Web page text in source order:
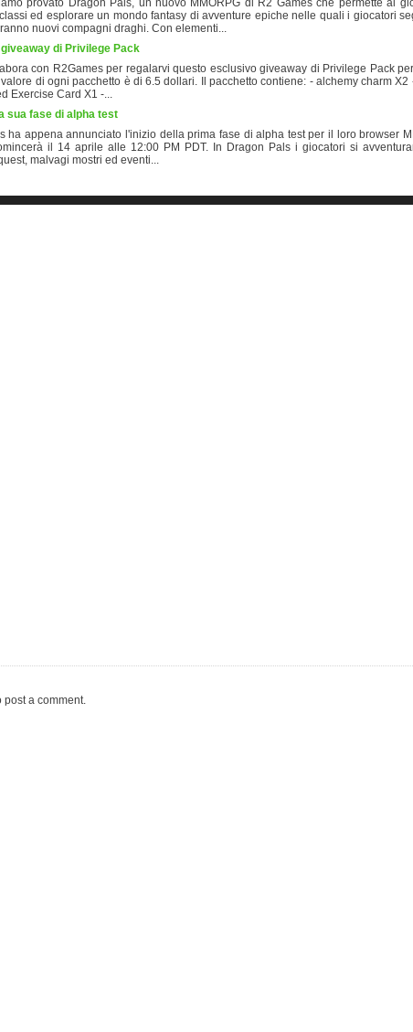
provato Dragon Pals, un nuovo MMORPG di R2 Games che permette ai
ed esplorare un mondo fantasy di avventure epiche nelle quali i giocatori
nuovi compagni draghi. Con elementi...
di Privilege Pack
con R2Games per regalarvi questo esclusivo giveaway di Privilege Pack
di ogni pacchetto è di 6.5 dollari. Il pacchetto contiene: - alchemy charm X2
Exercise Card X1 -...
sua fase di alpha test
ha appena annunciato l'inizio della prima fase di alpha test per il loro browser
il 14 aprile alle 12:00 PM PDT. In Dragon Pals i giocatori si
malvagi mostri ed eventi...
post a comment.